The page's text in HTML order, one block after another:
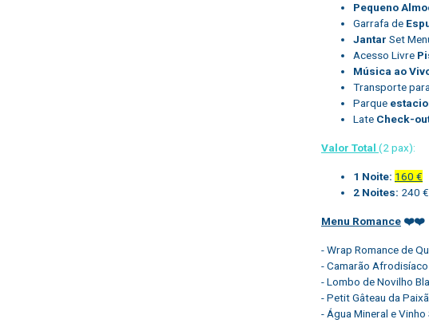
Pequeno
Garrafa de
Jantar Set
Acesso Livre
Música ao
Transporte
Parque
Late Check-
Valor Total (2 pax):
1 Noite: 160 €
2 Noites: 240 €
Menu Romance ❤️❤️
- Wrap Romance de
- Camarão
- Lombo de Novilho
- Petit Gâteau da
- Água Mineral e